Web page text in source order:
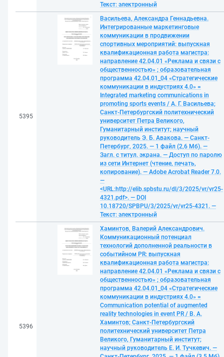
Текст: электронный
5395
Васильева, Александра Геннадьевна.
Интегрированные маркетинговые
коммуникации в продвижении
спортивных мероприятий: выпускная
квалификационная работа магистра:
направление 42.04.01 «Реклама и связи с
общественностью» ; образовательная
программа 42.04.01_04 «Стратегические
коммуникации в индустриях 4.0» =
Integrated marketing communications in
promoting sports events / А. Г. Васильева;
Санкт-Петербургский политехнический
университет Петра Великого,
Гуманитарный институт; научный
руководитель Э. Б. Авакова. — Санкт-
Петербург, 2025. — 1 файл (2,6 Мб). —
Загл. с титул. экрана. — Доступ по паролю
из сети Интернет (чтение, печать,
копирование). — Adobe Acrobat Reader 7.0.
—
<URL:http://elib.spbstu.ru/dl/3/2025/vr/vr25-
4321.pdf>. — DOI
10.18720/SPBPU/3/2025/vr/vr25-4321. —
Текст: электронный
5396
Хаминтов, Валерий Александрович.
Коммуникационный потенциал
технологий дополненной реальности в
событийном PR: выпускная
квалификационная работа магистра:
направление 42.04.01 «Реклама и связи с
общественностью» ; образовательная
программа 42.04.01_04 «Стратегические
коммуникации в индустриях 4.0» =
Communication potential of augmented
reality technologies in event PR / В. А.
Хаминтов; Санкт-Петербургский
политехнический университет Петра
Великого, Гуманитарный институт;
научный руководитель Е. И. Тучкевич. —